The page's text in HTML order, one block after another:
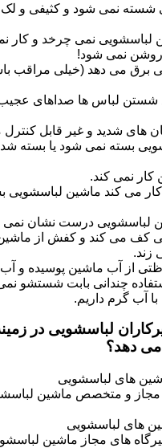
شسته نمی شود و کثیفی و لک
لباسشویی نمی چرخد و کار
روشن نمی شود!
برق می دهد (خیلی مراقب
شستن لباس ها صداهای
های شدید و غیر قابل کنترل
بسته نمی شود یا بسته شده
نمی کند.
می کند ماشین لباسشویی
لباسشویی درست نشان نمی
کف می کند و کفش از ماشین
زند.
از آب ماشین پوسیده و
چندانی بابت شستشو
آب گرم داریم.
لباسشویی در
دهد؟
های لباسشویی
مجاز و متخصص ماشین
های لباسشویی
های مجاز ماشین